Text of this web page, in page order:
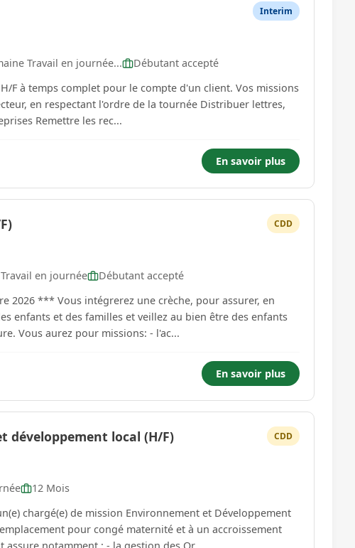
Interim
Travail en journée...
Débutant accepté
complet pour le compte d'un client. Vos missions
colis et recommandés aux particuliers ou entreprises Remettre les rec...
En savoir plus
CDD
en journée
Débutant accepté
2026 *** Vous intégrerez une crèche, pour assurer, en
enfants et des familles et veillez au bien être des enfants
tout au long de la journée au sein de la structure. Vous aurez pour missions: - l'ac...
En savoir plus
développement local (H/F) CDD
12 Mois
chargé(e) de mission Environnement et Développement
pour congé maternité et à un accroissement